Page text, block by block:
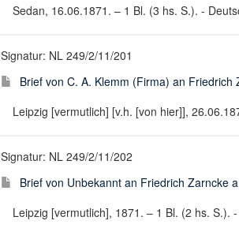
Sedan, 16.06.1871. – 1 Bl. (3 hs. S.). -
Signatur: NL 249/2/11/201
Brief von C. A. Klemm (Firma) an
Leipzig [vermutlich] [v.h. [von hier]],
Signatur: NL 249/2/11/202
Brief von Unbekannt an Friedrich Zarncke
Leipzig [vermutlich], 1871. – 1 Bl. (2 hs. S.).